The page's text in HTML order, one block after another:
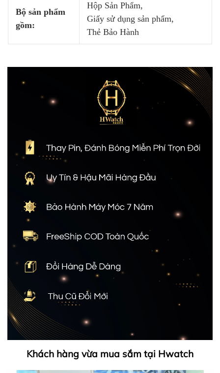
Bộ sản phẩm
gồm:
Hộp Sản Phẩm,
Giấy sử dụng sản phẩm,
Thẻ Bảo Hành
Khách hàng vừa mua sắm tại Hwatch